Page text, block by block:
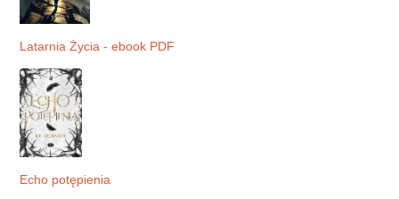
Latarnia Życia - ebook PDF
Echo potępienia